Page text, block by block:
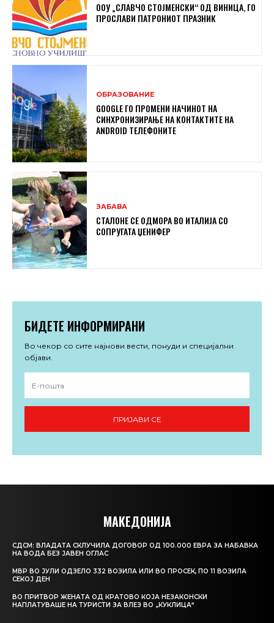
ООУ „СЛАВЧО СТОЈМЕНСКИ“ ОД ВИНИЦА, ГО
ПРОСЛАВИ ПАТРОНИОТ ПРАЗНИК
ОБРАЗОВАНИЕ
GOOGLE ГО ПРОМЕНИ НАЧИНОТ НА
СИНХРОНИЗИРАЊЕ НА КОНТАКТИТЕ НА
ANDROID ТЕЛЕФОНИТЕ
ЗАБАВА
СТАЛОНЕ СЕ ОДМОРА ВО ИТАЛИЈА СО
СОПРУГАТА ЏЕНИФЕР
БИДЕТЕ ИНФОРМИРАНИ
Во чекор со сите најнови вести, понуди и специјални
објави.
ПРИЈАВИ СЕ
МАКЕДОНИЈА
СДСМ: ВЛАДАТА СКЛУЧИЛА ДОГОВОР ОД 100.000 ЕВРА ЗА НАБАВКА
НА ВОДА БЕЗ ЈАВЕН ОГЛАС
МВР ВО ЈУЛИ ОДЗЕЛО 332 ВОЗИЛА ИЛИ ВО ПРОСЕК, ПО 11 ВОЗИЛА
СЕКОЈ ДЕН
ВО ПРИТВОР ЖЕНАТА ОД КРАТОВО КОЈА НЕЗАКОНСКИ
НАПЛАТУВАШЕ НА ТУРИСТИ ЗА ВЛЕЗ ВО „КУКЛИЦА“